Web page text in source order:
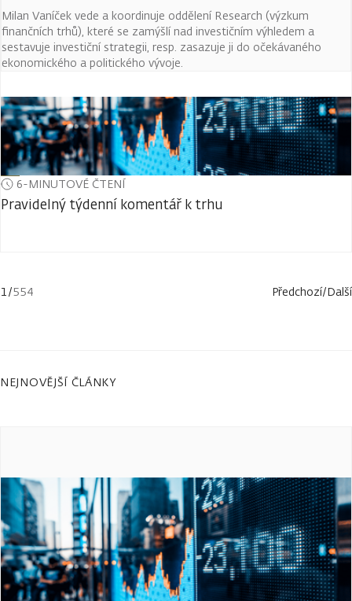
Milan Vaníček vede a koordinuje oddělení Research (výzkum
finančních trhů), které se zamýšlí nad investičním výhledem a
sestavuje investiční strategii, resp. zasazuje ji do očekávaného
ekonomického a politického vývoje.
6-MINUTOVÉ ČTENÍ
Pravidelný týdenní komentář k trhu
1/554 Předchozí/Další
NEJNOVĚJŠÍ ČLÁNKY